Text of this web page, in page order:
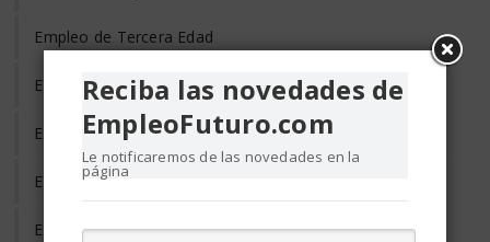
Empleo de Tercera Edad
Empleo Discapacitados
Empleo en el Mundo
Empleo Freelance
Empleo Informal
Reciba las novedades de
EmpleoFuturo.com
Le notificaremos de las novedades en la
página